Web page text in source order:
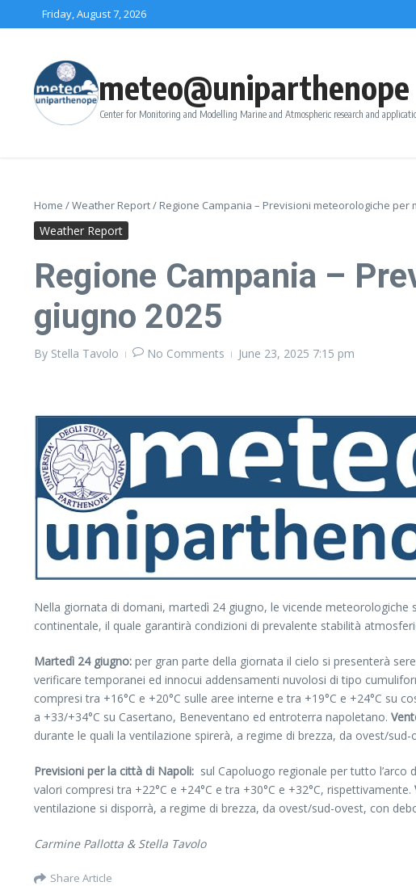
Skip to contentFriday, August 7, 2026
meteo@uniparthenope
Center for Monitoring and Modelling Marine and Atmospheric research and
Home /Weather Report/ Regione Campania – Previsioni meteorologiche per
Weather Report
Regione Campania –
giugno 2025
By Stella Tavolo No Comments June 23, 2025 7:15 pm
Nella giornata di domani, martedì 24 giugno, le vicende
continentale, il quale garantirà condizioni di prevalente stabilità
Martedì 24 giugno: per gran parte della giornata il cielo si presenterà
verificare temporanei ed innocui addensamenti nuvolosi di tipo
compresi tra +16°C e +20°C sulle aree interne e tra +19°C e +24°C su
a +33/+34°C su Casertano, Beneventano ed entroterra napoletano.
durante le quali la ventilazione spirerà, a regime di brezza, da ovest/
Previsioni per la città di Napoli: sul Capoluogo regionale per tutto
valori compresi tra +22°C e +24°C e tra +30°C e +32°C, rispettivamente.
ventilazione si disporrà, a regime di brezza, da ovest/sud-ovest, con
Carmine Pallotta & Stella Tavolo
Share Article